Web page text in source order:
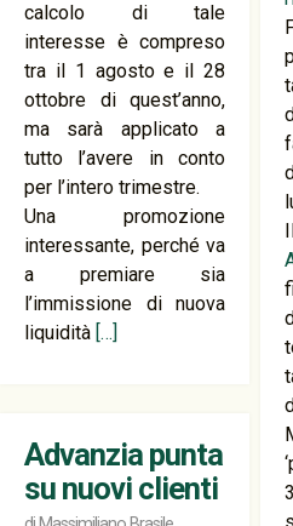
calcolo di tale
interesse è compreso
tra il 1 agosto e il 28
ottobre di quest’anno,
ma sarà applicato a
tutto l’avere in conto
per l’intero trimestre.
Una promozione
interessante, perché va
a premiare sia
l’immissione di nuova
liquidità […]
Advanzia punta
su nuovi clienti